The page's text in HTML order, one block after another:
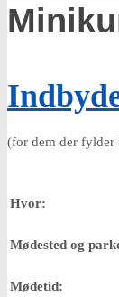
(for dem der fylder
Hvor:
Mødested og
Mødetid: